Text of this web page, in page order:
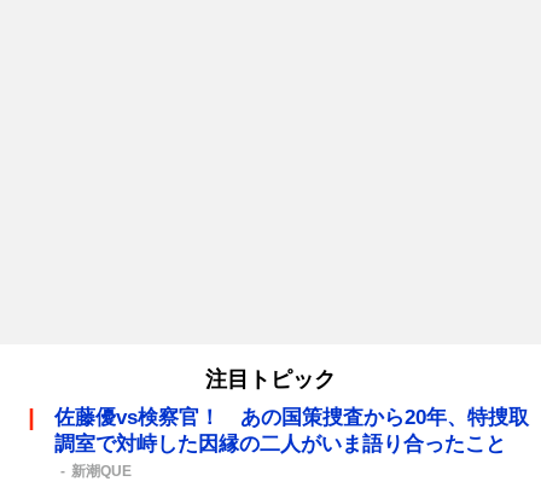
注目トピック
佐藤優vs検察官！ あの国策捜査から20年、特捜取
調室で対峙した因縁の二人がいま語り合ったこと
新潮QUE